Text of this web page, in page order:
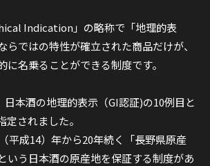
Indication」の略称で「地理的表
らではの特性が確立された商品だけが、
に名乗ることができる制度です。
日本酒の地理的表示（GI認証)の10例目と
定されました。
平成14）年から20年続く「長野県原産
いう日本酒の原産地を保証する制度があ